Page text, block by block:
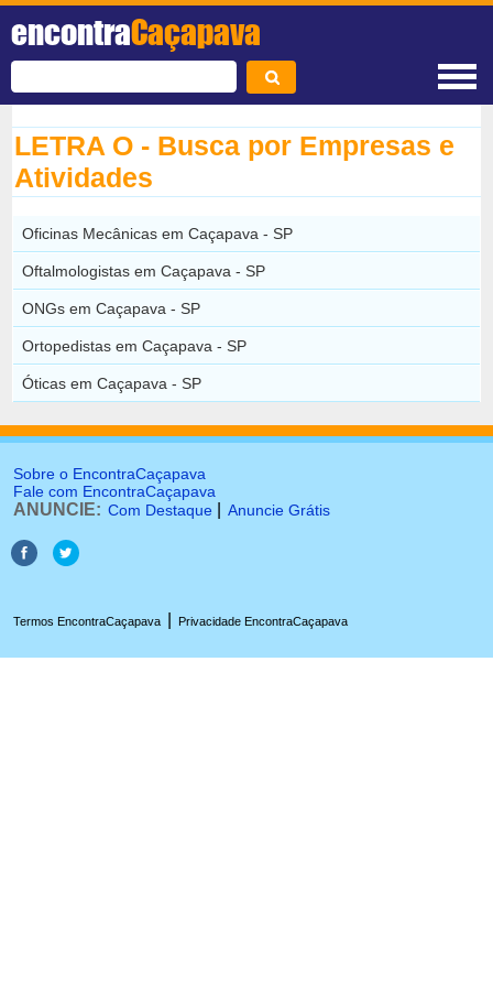
encontraCaçapava
LETRA O - Busca por Empresas e
Atividades
Oficinas Mecânicas em Caçapava - SP
Oftalmologistas em Caçapava - SP
ONGs em Caçapava - SP
Ortopedistas em Caçapava - SP
Óticas em Caçapava - SP
Sobre o EncontraCaçapava
Fale com EncontraCaçapava
ANUNCIE: Com Destaque Anuncie Grátis
Termos EncontraCaçapava Privacidade EncontraCaçapava